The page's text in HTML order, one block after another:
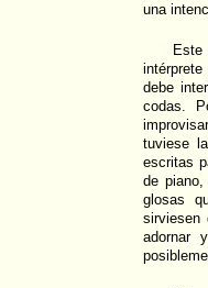
una
Este
debe
codas.
tuviese
escritas
de
glosas
sirviesen
adornar